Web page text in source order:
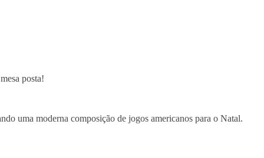
posta!
uma moderna composição de jogos americanos para o Natal.